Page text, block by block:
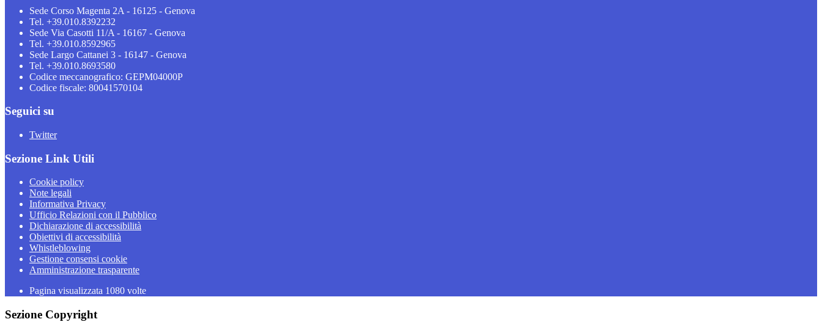
Sede Corso Magenta 2A - 16125 - Genova
Tel. +39.010.8392232
Sede Via Casotti 11/A - 16167 - Genova
Tel. +39.010.8592965
Sede Largo Cattanei 3 - 16147 - Genova
Tel. +39.010.8693580
Codice meccanografico: GEPM04000P
Codice fiscale: 80041570104
Seguici su
Twitter
Sezione Link Utili
Cookie policy
Note legali
Informativa Privacy
Ufficio Relazioni con il Pubblico
Dichiarazione di accessibilità
Obiettivi di accessibilità
Whistleblowing
Gestione consensi cookie
Amministrazione trasparente
Pagina visualizzata 1080 volte
Sezione Copyright